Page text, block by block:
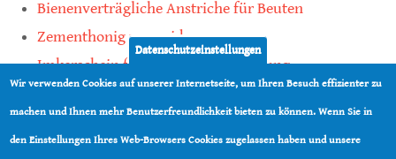
Bienenverträgliche Anstriche für Beuten
Zementhonig vermeiden
Imkerschein für Honigbienen-Haltung
Kauf von Mittelwänden ist Vertrauenssache
Datenschutzeinstellungen
Wir verwenden Cookies auf unserer Internetseite, um Ihren Besuch effizienter zu
machen und Ihnen mehr Benutzerfreundlichkeit bieten zu können. Wenn Sie in
den Einstellungen Ihres Web-Browsers Cookies zugelassen haben und unsere